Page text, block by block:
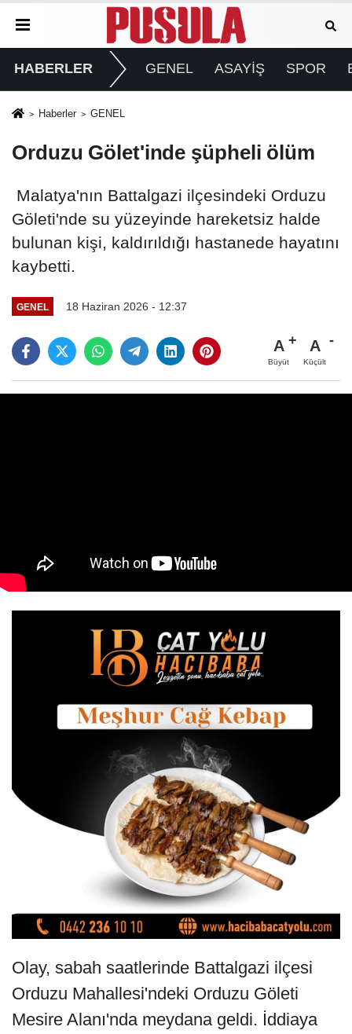
HABERLER GENEL ASAYİŞ SPOR
Haberler GENEL
Orduzu Gölet'inde şüpheli ölüm
Malatya'nın Battalgazi ilçesindeki Orduzu
Göleti'nde su yüzeyinde hareketsiz halde
bulunan kişi, kaldırıldığı hastanede hayatını
kaybetti.
GENEL 18 Haziran 2026 - 12:37
A
Büyüt
A
Küçült
Olay, sabah saatlerinde Battalgazi ilçesi
Orduzu Mahallesi'ndeki Orduzu Göleti
Mesire Alanı'nda meydana geldi. İddiaya